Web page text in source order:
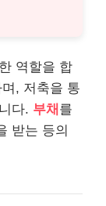
역할을 합
, 저축을 통
다. 부채 를
받는 등의